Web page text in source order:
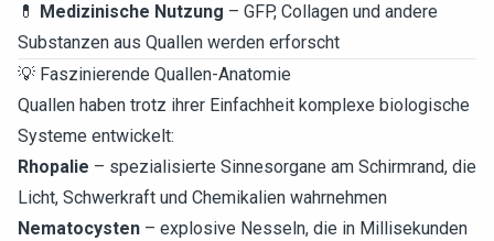
💊 Medizinische Nutzung – GFP, Collagen und andere
Substanzen aus Quallen werden erforscht
💡 Faszinierende Quallen-Anatomie
Quallen haben trotz ihrer Einfachheit komplexe biologische
Systeme entwickelt:
Rhopalie – spezialisierte Sinnesorgane am Schirmrand, die
Licht, Schwerkraft und Chemikalien wahrnehmen
Nematocysten – explosive Nesseln, die in Millisekunden